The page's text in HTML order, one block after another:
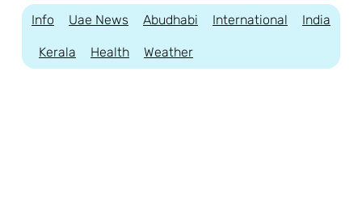
Info Uae News Abudhabi International India
Kerala Health Weather